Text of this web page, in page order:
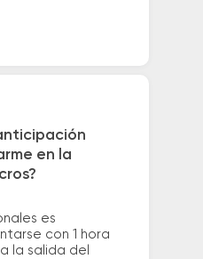
en la
es
con 1 hora
la salida del